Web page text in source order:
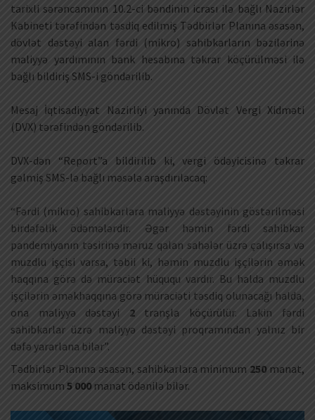
tarixli sərəncamının 10.2-ci bəndinin icrası ilə bağlı Nazirlər
Kabineti tərəfindən təsdiq edilmiş Tədbirlər Planına əsasən,
dövlət dəstəyi alan fərdi (mikro) sahibkarların bəzilərinə
maliyyə yardımının bank hesabına təkrar köçürülməsi ilə
bağlı bildiriş SMS-i göndərilib.
Mesaj İqtisadiyyat Nazirliyi yanında Dövlət Vergi Xidməti
(DVX) tərəfindən göndərilib.
DVX-dən “Report”a bildirilib ki, vergi ödəyicisinə təkrar
gəlmiş SMS-lə bağlı məsələ araşdırılacaq:
“Fərdi (mikro) sahibkarlara maliyyə dəstəyinin göstərilməsi
birdəfəlik ödəmələrdir. Əgər həmin fərdi sahibkar
pandemiyanın təsirinə məruz qalan sahələr üzrə çalışırsa və
muzdlu işçisi varsa, təbii ki, həmin muzdlu işçilərin əmək
haqqına görə də müraciət hüququ vardır. Bu halda muzdlu
işçilərin əməkhaqqına görə müraciəti təsdiq olunacağı halda,
ona maliyyə dəstəyi 2tranşla köçürülür. Lakin fərdi
sahibkarlar üzrə maliyyə dəstəyi proqramından yalnız bir
dəfə yararlana bilər”.
Tədbirlər Planına əsasən, sahibkarlara minimum 250manat,
maksimum 5 000manat ödənilə bilər.